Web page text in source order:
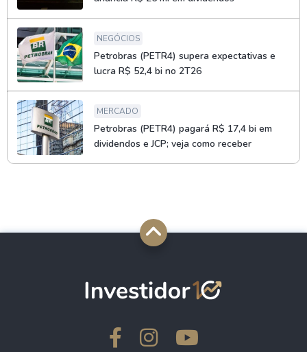
NEGÓCIOS
Petrobras (PETR4) supera expectativas e
lucra R$ 52,4 bi no 2T26
MERCADO
Petrobras (PETR4) pagará R$ 17,4 bi em
dividendos e JCP; veja como receber